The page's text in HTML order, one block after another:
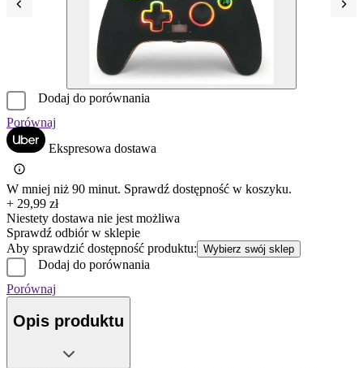
Dodaj do porównania
Porównaj
Ekspresowa dostawa
W mniej niż 90 minut. Sprawdź dostępność w koszyku.
+ 29,99 zł
Niestety dostawa nie jest możliwa
Sprawdź odbiór w sklepie
Aby sprawdzić dostępność produktu: Wybierz swój sklep
Dodaj do porównania
Porównaj
Opis produktu